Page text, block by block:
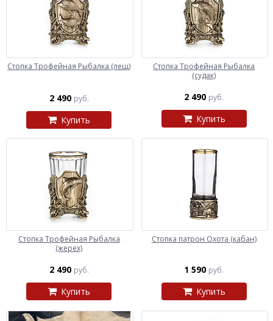
Стопка Трофейная Рыбалка (лещ)
2 490 руб.
Купить
Стопка Трофейная Рыбалка
(судак)
2 490 руб.
Купить
Стопка Трофейная Рыбалка
(жерех)
2 490 руб.
Купить
Стопка патрон Охота (кабан)
1 590 руб.
Купить